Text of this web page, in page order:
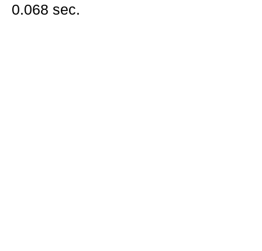
0.068 sec.